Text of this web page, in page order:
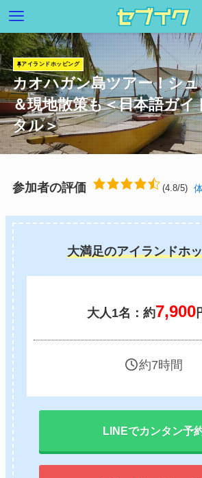
アイランドホッピング
カオハガン島ツアー！シ
＆現地散策も＜日本語ガ
タル＞
参加者の評価 (4.8/5)
大満足のアイランドホ
大人1名：約7,900
約7時間
LINEでカンタン予